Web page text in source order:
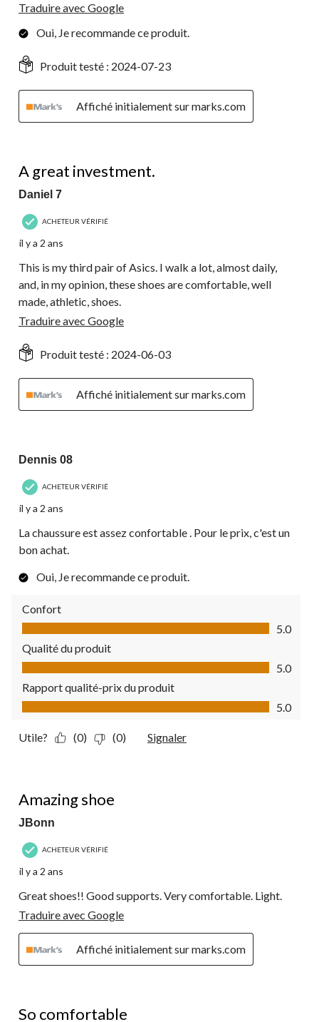
Traduire avec Google
Oui, Je recommande ce produit.
Produit testé : 2024-07-23
Affiché initialement sur marks.com
A great investment.
Daniel 7
ACHETEUR VÉRIFIÉ
il y a 2 ans
This is my third pair of Asics. I walk a lot, almost daily,
and, in my opinion, these shoes are comfortable, well
made, athletic, shoes.
Traduire avec Google
Produit testé : 2024-06-03
Affiché initialement sur marks.com
Dennis 08
ACHETEUR VÉRIFIÉ
il y a 2 ans
La chaussure est assez confortable . Pour le prix, c'est un
bon achat.
Oui, Je recommande ce produit.
Confort
Confort, 5.0 sur 5
5.0
Qualité du produit
Qualité du produit, 5.0 sur 5
5.0
Rapport qualité-prix du produit
Rapport qualité-prix du produit, 5.0 sur 5
5.0
Utile? (0) (0) Signaler
Amazing shoe
JBonn
ACHETEUR VÉRIFIÉ
il y a 2 ans
Great shoes!! Good supports. Very comfortable. Light.
Traduire avec Google
Affiché initialement sur marks.com
So comfortable